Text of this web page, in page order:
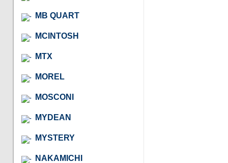
MB QUART
MCINTOSH
MTX
MOREL
MOSCONI
MYDEAN
MYSTERY
NAKAMICHI